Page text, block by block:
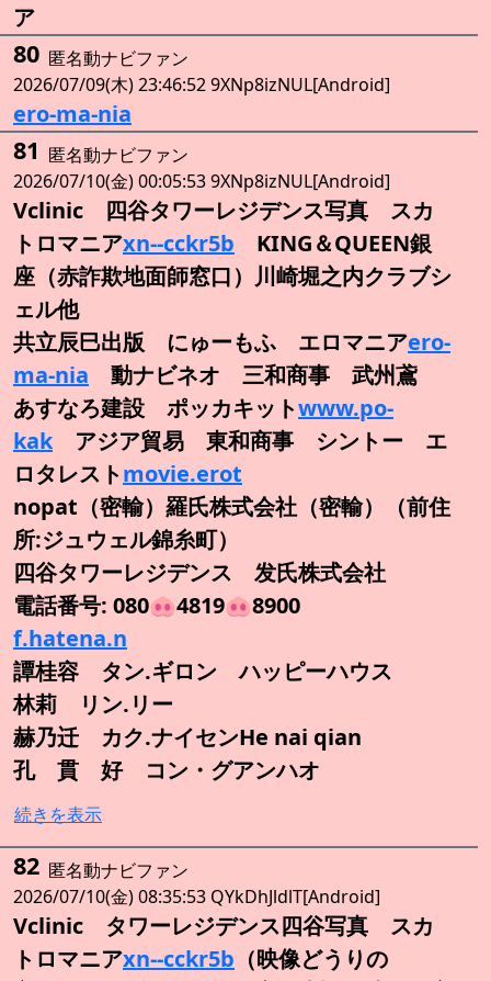
ア
80 匿名動ナビファン
2026/07/09(木) 23:46:52 9XNp8izNUL[Android]
ero-ma-nia
81 匿名動ナビファン
2026/07/10(金) 00:05:53 9XNp8izNUL[Android]
Vclinic 四谷タワーレジデンス写真 スカ
トロマニアxn--cckr5b KING＆QUEEN銀
座（赤詐欺地面師窓口）川崎堀之内クラブシ
ェル他
共立辰巳出版 にゅーもふ エロマニアero-
ma-nia 動ナビネオ 三和商事 武州鳶
あすなろ建設 ポッカキットwww.po-
kakアジア貿易 東和商事 シントー エ
ロタレストmovie.erot
nopat（密輸）羅氏株式会社（密輸）（前住
所:ジュウェル錦糸町）
四谷タワーレジデンス 发氏株式会社
電話番号: 080🐽4819🐽8900
f.hatena.n
譚桂容 タン.ギロン ハッピーハウス
林莉 リン.リー
赫乃迁 カク.ナイセンHe nai qian
孔 貫 好 コン・グアンハオ
続きを表示
82 匿名動ナビファン
2026/07/10(金) 08:35:53 QYkDhJldlT[Android]
Vclinic タワーレジデンス四谷写真 スカ
トロマニアxn--cckr5b （映像どうりの